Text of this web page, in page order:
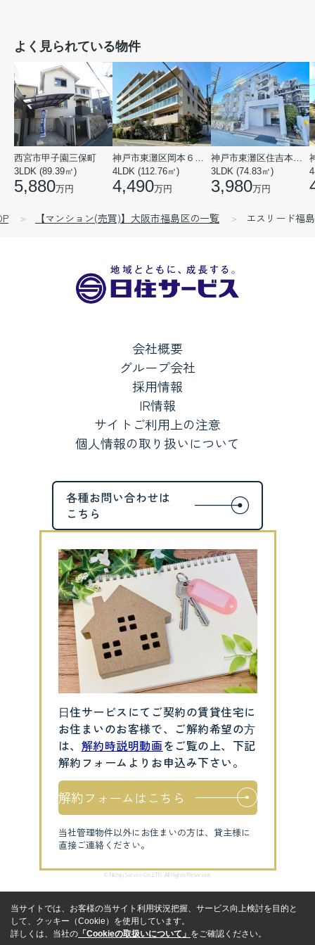
よく見られている物件
西宮市甲子園三保町
3LDK (89.39㎡)
5,880万円
神戸市東灘区岡本６丁目
4LDK (112.76㎡)
4,490万円
神戸市東灘区住吉本町１丁目
3LDK (74.83㎡)
3,980万円
【マンション(売買)】大阪市福島区の一覧 エスリード福島
会社概要
グループ会社
採用情報
IR情報
サイトご利用上の注意
個人情報の取り扱いについて
⽇住サービスにてご契約の賃貸住宅に
お住まいのお客様で、ご解約希望の⽅
は、 解約時説明動画をご覧の上、下記
解約フォームよりお申込み下さい。
解約フォームはこちら
当社管理物件以外にお住まいの方は、貸主様に
直接ご連絡ください。
© Nichiju Service Co.,LTD. All Rights Reserved.
当サイトでは、お客様の当サイト利用状況把握、サービス向上検討を目的と
して、クッキー（Cookie）を使用しています。
詳しくは、当社の 「Cookieの取扱いについて」 をご確認ください。